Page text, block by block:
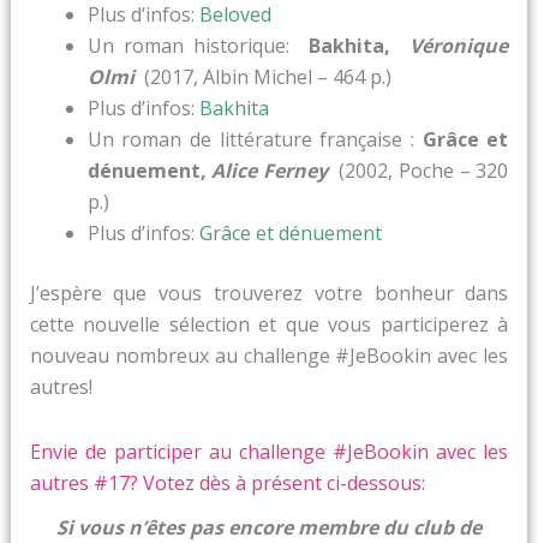
Plus d’infos: Beloved
Un roman historique: Bakhita,
Véronique
Olmi (2017, Albin Michel – 464 p.)
Plus d’infos: Bakhita
Un roman de littérature française : Grâce et
dénuement,Alice Ferney(2002, Poche – 320
p.)
Plus d’infos: Grâce et dénuement
J’espère que vous trouverez votre bonheur dans
cette nouvelle sélection et que vous participerez à
nouveau nombreux au challenge #JeBookin avec les
autres!
Envie de participer au challenge #JeBookin avec les
autres #17? Votez dès à présent ci-dessous:
Si vous n’êtes pas encore membre du club de